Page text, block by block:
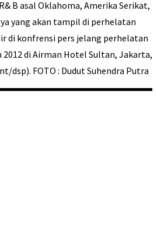
B asal Oklahoma, Amerika Serikat,
yang akan tampil di perhelatan
di konfrensi pers jelang perhelatan
2012 di Airman Hotel Sultan, Jakarta,
dsp). FOTO : Dudut Suhendra Putra